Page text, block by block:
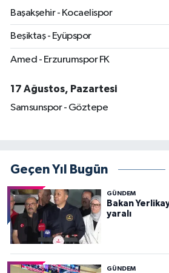
Başakşehir - Kocaelispor
Beşiktaş - Eyüpspor
Amed - Erzurumspor FK
17 Ağustos, Pazartesi
Samsunspor - Göztepe
Geçen Yıl Bugün
GÜNDEM
Bakan
yaralı
GÜNDEM